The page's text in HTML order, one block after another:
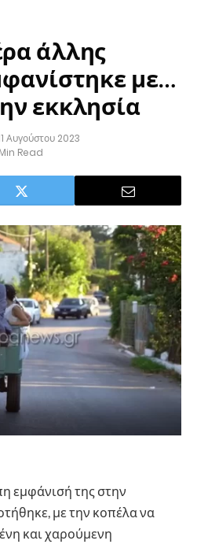
άλλης
με…
εκκλησία
Αυγούστου 2023
Read
εμφάνισή της στην
με την κοπέλα να
και χαρούμενη